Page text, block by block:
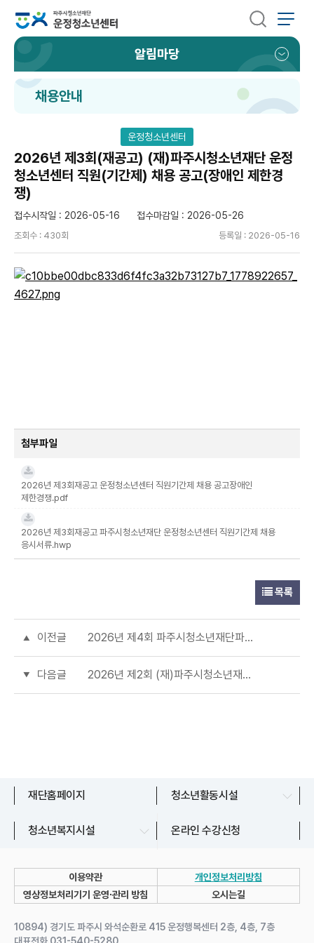
알림마당
채용안내
운정청소년센터
2026년 제3회(재공고) (재)파주시청소년재단 운정
청소년센터 직원(기간제) 채용 공고(장애인 제한경
쟁)
접수시작일 : 2026-05-16 접수마감일 : 2026-05-26
조회수 : 430회 등록일 : 2026-05-16
첨부파일
2026년 제3회재공고 운정청소년센터 직원기간제 채용 공고장애인
제한경쟁.pdf
2026년 제3회재공고 파주시청소년재단 운정청소년센터 직원기간제 채용
응시서류.hwp
목록
이전글 2026년 제4회 파주시청소년재단파주시청소년상담복지센터 기간제근로자(상담직_육아휴직대체인력) 채용 공고
다음글 2026년 제2회 (재)파주시청소년재단 운정청소년센터 직원(기간제) 채용 서류전형 합격자 및 면접시험 시행계획 공고
재단홈페이지 청소년활동시설
문산청소년센터
청소년자유공간 쉼표
청소년복지시설
파주시청소년상담복지센터 온라인 수강신청
이용약관
개인정보처리방침
영상정보처리기기 운영∙관리 방침
오시는길
10894) 경기도 파주시 와석순환로 415 운정행복센터 2층, 4층, 7층
대표전화 031-540-5280